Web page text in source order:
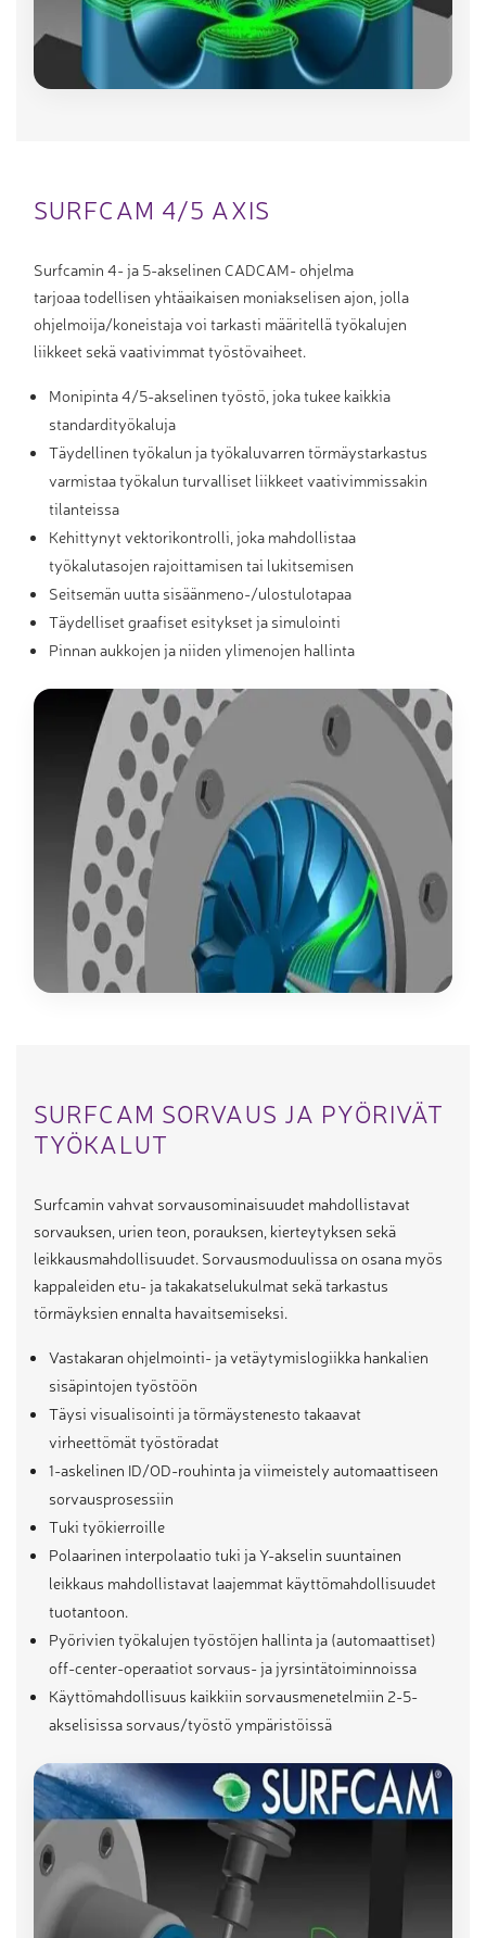
SURFCAM 4/5 AXIS
Surfcamin 4- ja 5-akselinen CADCAM- ohjelma
tarjoaa todellisen yhtäaikaisen moniakselisen ajon, jolla
ohjelmoija/koneistaja voi tarkasti määritellä työkalujen
liikkeet sekä vaativimmat työstövaiheet.
Monipinta 4/5-akselinen työstö, joka tukee kaikkia
standardityökaluja
Täydellinen työkalun ja työkaluvarren törmäystarkastus
varmistaa työkalun turvalliset liikkeet vaativimmissakin
tilanteissa
Kehittynyt vektorikontrolli, joka mahdollistaa
työkalutasojen rajoittamisen tai lukitsemisen
Seitsemän uutta sisäänmeno-/ulostulotapaa
Täydelliset graafiset esitykset ja simulointi
Pinnan aukkojen ja niiden ylimenojen hallinta
SURFCAM SORVAUS JA PYÖRIVÄT
TYÖKALUT
Surfcamin vahvat sorvausominaisuudet mahdollistavat
sorvauksen, urien teon, porauksen, kierteytyksen sekä
leikkausmahdollisuudet. Sorvausmoduulissa on osana myös
kappaleiden etu- ja takakatselukulmat sekä tarkastus
törmäyksien ennalta havaitsemiseksi.
Vastakaran ohjelmointi- ja vetäytymislogiikka hankalien
sisäpintojen työstöön
Täysi visualisointi ja törmäystenesto takaavat
virheettömät työstöradat
1-askelinen ID/OD-rouhinta ja viimeistely automaattiseen
sorvausprosessiin
Tuki työkierroille
Polaarinen interpolaatio tuki ja Y-akselin suuntainen
leikkaus mahdollistavat laajemmat käyttömahdollisuudet
tuotantoon.
Pyörivien työkalujen työstöjen hallinta ja (automaattiset)
off-center-operaatiot sorvaus- ja jyrsintätoiminnoissa
Käyttömahdollisuus kaikkiin sorvausmenetelmiin 2-5-
akselisissa sorvaus/työstö ympäristöissä